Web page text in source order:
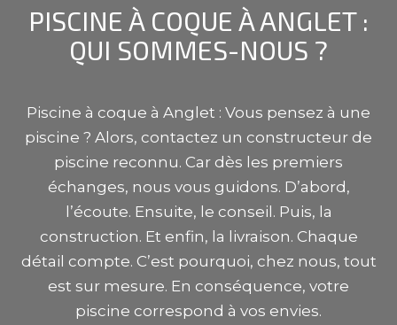
PISCINE À COQUE À ANGLET :
QUI SOMMES-NOUS ?
Piscine à coque à Anglet : Vous pensez à une
piscine ? Alors, contactez un constructeur de
piscine reconnu. Car dès les premiers
échanges, nous vous guidons. D’abord,
l’écoute. Ensuite, le conseil. Puis, la
construction. Et enfin, la livraison. Chaque
détail compte. C’est pourquoi, chez nous, tout
est sur mesure. En conséquence, votre
piscine correspond à vos envies.